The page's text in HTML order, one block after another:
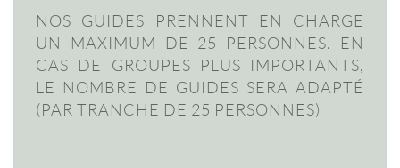
NOS GUIDES PRENNENT EN CHARGE
UN MAXIMUM DE 25 PERSONNES. EN
CAS DE GROUPES PLUS IMPORTANTS,
LE NOMBRE DE GUIDES SERA ADAPTÉ
(PAR TRANCHE DE 25 PERSONNES)